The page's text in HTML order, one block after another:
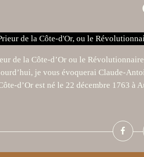
de la Côte-d’Or ou le
je vous évoquerai Claude-
d’Or est né le 22 décembre 1763 à